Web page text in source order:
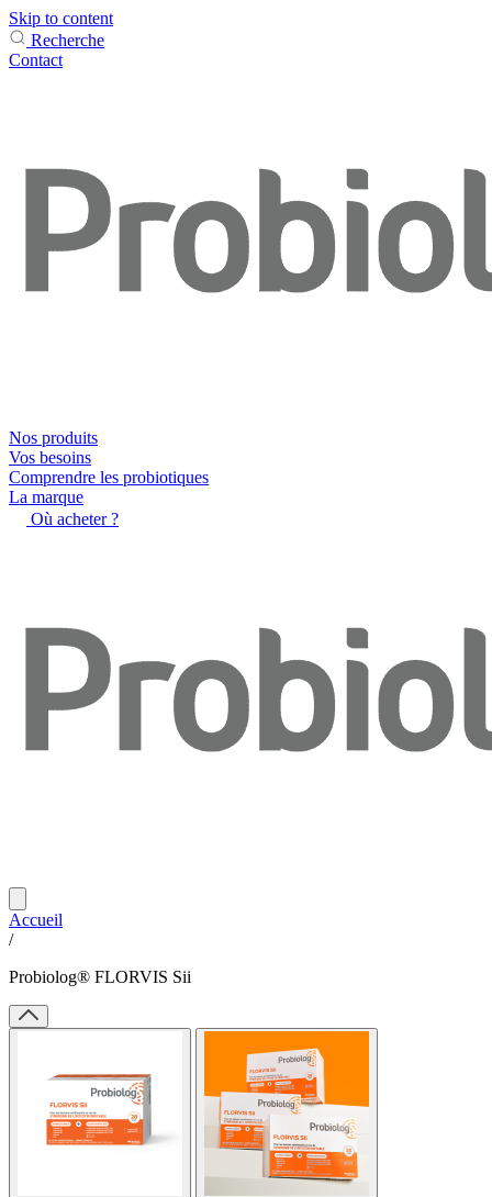
Skip to content
Recherche
Contact
Nos produits
Vos besoins
Comprendre les probiotiques
La marque
Où acheter ?
Accueil
/
Probiolog® FLORVIS Sii